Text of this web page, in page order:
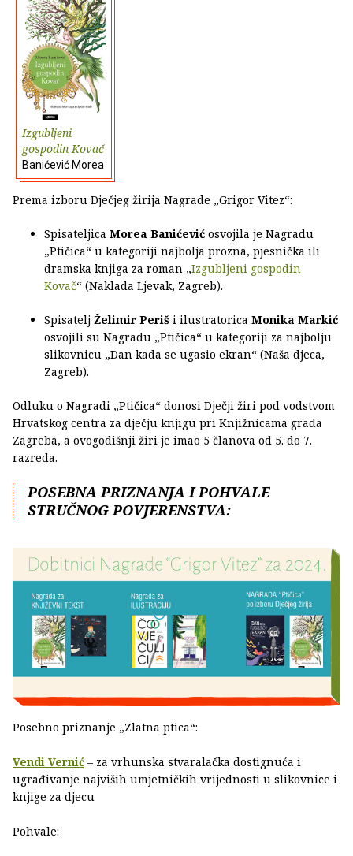
Izgubljeni
gospodin Kovač
Banićević Morea
Prema izboru Dječjeg žirija Nagrade „Grigor Vitez“:
Spisateljica Morea Banićević osvojila je Nagradu
„Ptičica“ u kategoriji najbolja prozna, pjesnička ili
dramska knjiga za roman „Izgubljeni gospodin
Kovač“ (Naklada Ljevak, Zagreb).
Spisatelj Želimir Periš i ilustratorica Monika Markić
osvojili su Nagradu „Ptičica“ u kategoriji za najbolju
slikovnicu „Dan kada se ugasio ekran“ (Naša djeca,
Zagreb).
Odluku o Nagradi „Ptičica“ donosi Dječji žiri pod vodstvom
Hrvatskog centra za dječju knjigu pri Knjižnicama grada
Zagreba, a ovogodišnji žiri je imao 5 članova od 5. do 7.
razreda.
POSEBNA PRIZNANJA I POHVALE
STRUČNOG POVJERENSTVA:
Posebno priznanje „Zlatna ptica“:
Vendi Vernić – za vrhunska stvaralačka dostignuća i
ugrađivanje najviših umjetničkih vrijednosti u slikovnice i
knjige za djecu
Pohvale: